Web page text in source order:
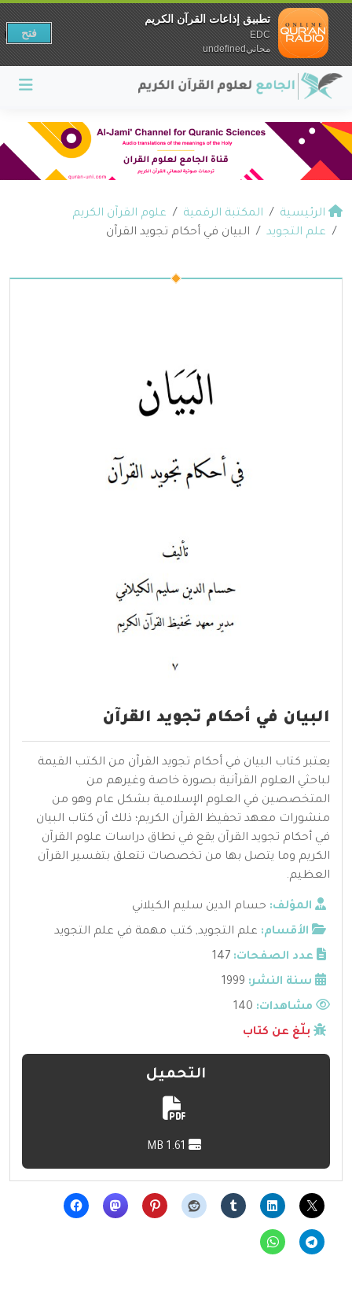
الرئيسية المكتبة الرقمية
علوم القرآن الكريم
علم التجويد
البيان في أحكام تجويد القرآن
البيان في أحكام تجويد القرآن
يعتبر كتاب البيان في أحكام تجويد القرآن من الكتب القيمة
لباحثي العلوم القرآنية بصورة خاصة وغيرهم من
المتخصصين في العلوم الإسلامية بشكل عام وهو من
منشورات معهد تحفيظ القرآن الكريم؛ ذلك أن كتاب البيان
في أحكام تجويد القرآن يقع في نطاق دراسات علوم القرآن
الكريم وما يتصل بها من تخصصات تتعلق بتفسير القرآن
العظيم.
المؤلف: حسام الدين سليم الكيلاني
الأقسام: علم التجويد, كتب مهمة في علم التجويد
عدد الصفحات: 147
سنة النشر: 1999
مشاهدات:
بلّغ عن كتاب
التحميل
تطبيق إذاعات القرآن الكريم
EDC
مجانيundefined
فتح